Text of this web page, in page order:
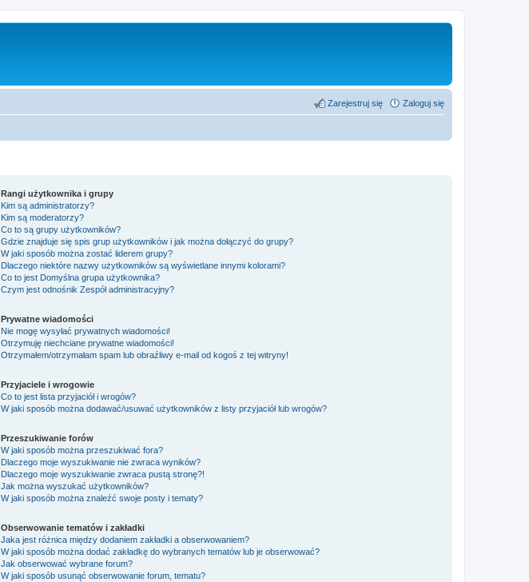
Zaloguj się
Zarejestruj się
Rangi użytkownika i grupy
Kim są administratorzy?
Kim są moderatorzy?
Co to są grupy użytkowników?
Gdzie znajduje się spis grup użytkowników i jak można dołączyć do grupy?
W jaki sposób można zostać liderem grupy?
Dlaczego niektóre nazwy użytkowników są wyświetlane innymi kolorami?
Co to jest Domyślna grupa użytkownika?
Czym jest odnośnikZespół administracyjny?
Prywatne wiadomości
Nie mogę wysyłać prywatnych wiadomości!
Otrzymuję niechciane prywatne wiadomości!
Otrzymałem/otrzymałam spam lub obraźliwy e-mail od kogoś z tej witryny!
Przyjaciele i wrogowie
Co to jest lista przyjaciół i wrogów?
W jaki sposób można dodawać/usuwać użytkowników z listy przyjaciół lub wrogów?
Przeszukiwanie forów
W jaki sposób można przeszukiwać fora?
Dlaczego moje wyszukiwanie nie zwraca wyników?
Dlaczego moje wyszukiwanie zwraca pustą stronę?!
Jak można wyszukać użytkowników?
W jaki sposób można znaleźć swoje posty i tematy?
Obserwowanie tematów i zakładki
Jaka jest różnica między dodaniem zakładki a obserwowaniem?
W jaki sposób można dodać zakładkę do wybranych tematów lub je obserwować?
Jak obserwować wybrane forum?
W jaki sposób usunąć obserwowanie forum, tematu?